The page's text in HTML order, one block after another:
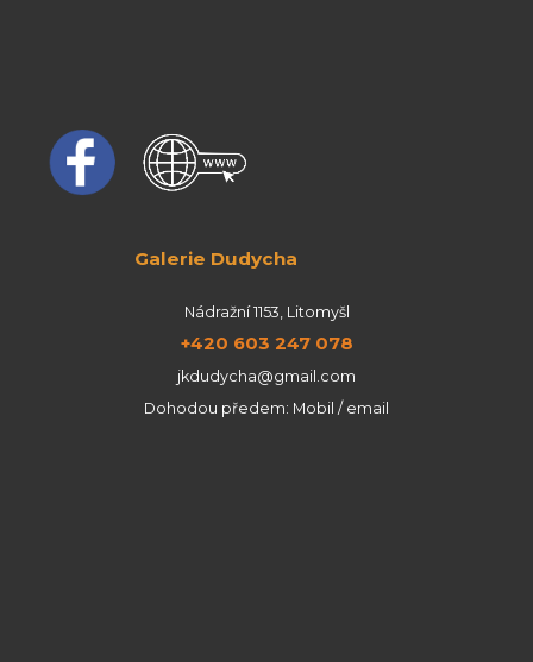
Galerie Dudycha
Nádražní 1153, Litomyšl
+420 603 247 078
jkdudycha@gmail.com
Dohodou předem: Mobil / email